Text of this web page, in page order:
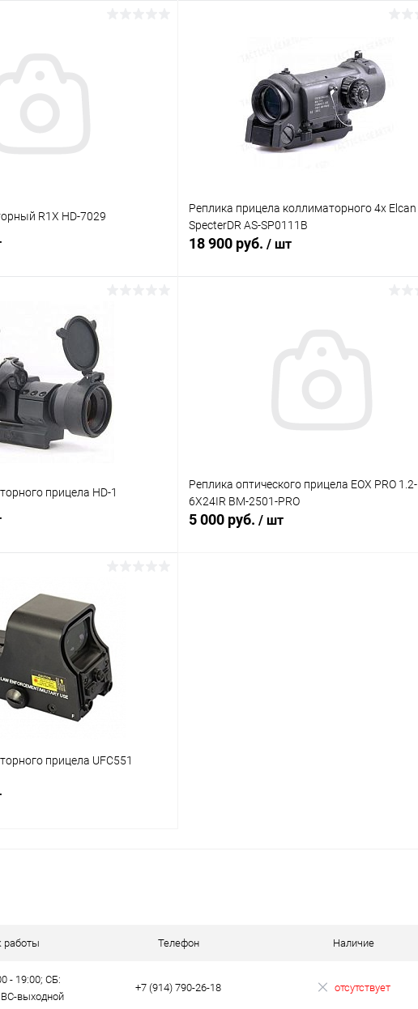
R1X HD-7029
Сравнение
В наличии
Реплика прицела коллиматорного 4x Elcan
SpecterDR AS-SP0111B
18 900 руб. / шт
прицела HD-1
Сравнение
В наличии
Реплика оптического прицела EOX PRO 1.2-
6X24IR BM-2501-PRO
5 000 руб. / шт
прицела UFC551
работы Телефон Наличие
- 19:00; СБ:
ВС-выходной
+7 (914) 790-26-18 отсутствует